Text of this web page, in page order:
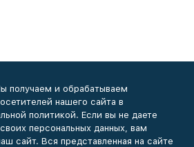
получаем и обрабатываем
нашего сайта в
политикой. Если вы не даете
персональных данных, вам
сайт. Вся представленная на сайте